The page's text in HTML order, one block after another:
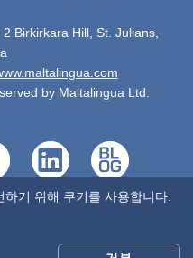
Birkirkara Hill, St. Julians,
by Maltalingua Ltd.
기 위해 쿠키를 사용합니다.